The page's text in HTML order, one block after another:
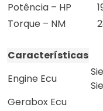
Potência – HP
Torque – NM
Características
Engine Ecu
Gerabox Ecu